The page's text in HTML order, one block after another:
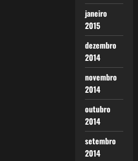
janeiro
2015
dezembro
2014
novembro
2014
outubro
2014
setembro
2014